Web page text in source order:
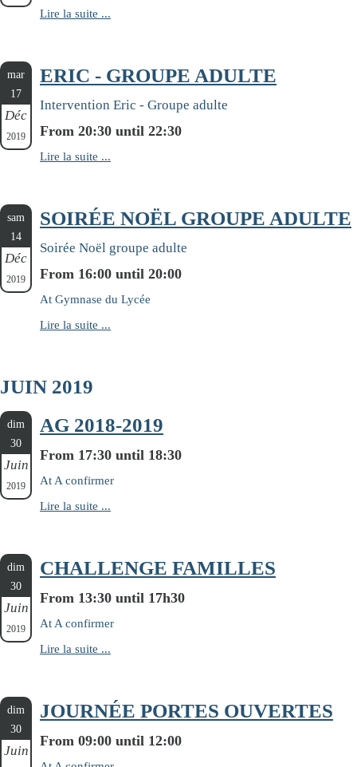
Lire la suite ...
mar
17
Déc
2019
ERIC - GROUPE ADULTE
Intervention Eric - Groupe adulte
From 20:30 until 22:30
Lire la suite ...
sam
14
Déc
2019
SOIRÉE NOËL GROUPE ADULTE
Soirée Noël groupe adulte
From 16:00 until 20:00
At Gymnase du Lycée
Lire la suite ...
JUIN 2019
dim
30
Juin
2019
AG 2018-2019
From 17:30 until 18:30
At A confirmer
Lire la suite ...
dim
30
Juin
2019
CHALLENGE FAMILLES
From 13:30 until 17h30
At A confirmer
Lire la suite ...
dim
30
Juin
JOURNÉE PORTES OUVERTES
From 09:00 until 12:00